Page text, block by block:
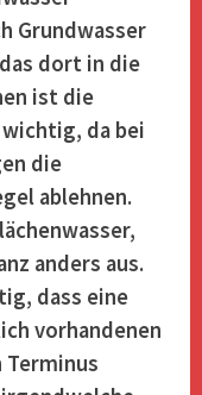
Grundwasser
dort in die
ist die
da bei
die
ablehnen.
anders aus.
dass eine
vorhandenen
Terminus